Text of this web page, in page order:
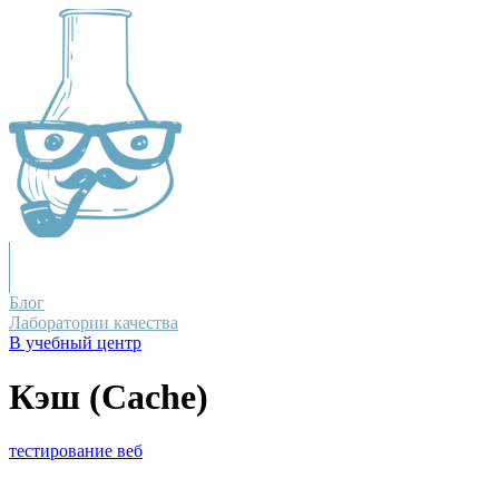
Блог
Лаборатории качества
В учебный центр
Кэш (Cache)
тестирование веб